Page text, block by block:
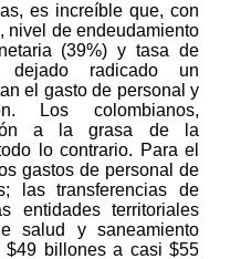
es increíble que, con
nivel de endeudamiento
(39%) y tasa de
dejado radicado un
el gasto de personal y
Los colombianos,
a la grasa de la
lo contrario. Para el
gastos de personal de
las transferencias de
entidades territoriales
salud y saneamiento
$49 billones a casi $55